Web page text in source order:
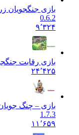
بازی جنگجویان زره پوش
بازی رقابت جنگجویان
۲۴٬۴۲۵
بازی – چنگ جویان
۱۱٬۶۵۹